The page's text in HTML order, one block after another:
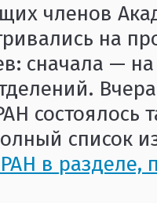
членов
на
сначала —
состоялось
список
в разделе,